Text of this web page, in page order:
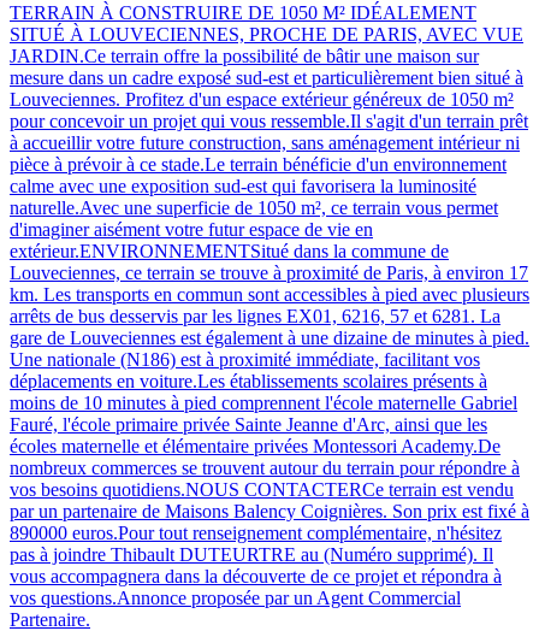
TERRAIN À CONSTRUIRE DE 1050 M² IDÉALEMENT
SITUÉ À LOUVECIENNES, PROCHE DE PARIS, AVEC VUE
JARDIN.Ce terrain offre la possibilité de bâtir une maison sur
mesure dans un cadre exposé sud-est et particulièrement bien situé à
Louveciennes. Profitez d'un espace extérieur généreux de 1050 m²
pour concevoir un projet qui vous ressemble.Il s'agit d'un terrain prêt
à accueillir votre future construction, sans aménagement intérieur ni
pièce à prévoir à ce stade.Le terrain bénéficie d'un environnement
calme avec une exposition sud-est qui favorisera la luminosité
naturelle.Avec une superficie de 1050 m², ce terrain vous permet
d'imaginer aisément votre futur espace de vie en
extérieur.ENVIRONNEMENTSitué dans la commune de
Louveciennes, ce terrain se trouve à proximité de Paris, à environ 17
km. Les transports en commun sont accessibles à pied avec plusieurs
arrêts de bus desservis par les lignes EX01, 6216, 57 et 6281. La
gare de Louveciennes est également à une dizaine de minutes à pied.
Une nationale (N186) est à proximité immédiate, facilitant vos
déplacements en voiture.Les établissements scolaires présents à
moins de 10 minutes à pied comprennent l'école maternelle Gabriel
Fauré, l'école primaire privée Sainte Jeanne d'Arc, ainsi que les
écoles maternelle et élémentaire privées Montessori Academy.De
nombreux commerces se trouvent autour du terrain pour répondre à
vos besoins quotidiens.NOUS CONTACTERCe terrain est vendu
par un partenaire de Maisons Balency Coignières. Son prix est fixé à
890000 euros.Pour tout renseignement complémentaire, n'hésitez
pas à joindre Thibault DUTEURTRE au (Numéro supprimé). Il
vous accompagnera dans la découverte de ce projet et répondra à
vos questions.Annonce proposée par un Agent Commercial
Partenaire.